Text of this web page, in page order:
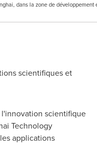
dans la zone de développement
scientifiques et
l'innovation scientifique
Technology
applications